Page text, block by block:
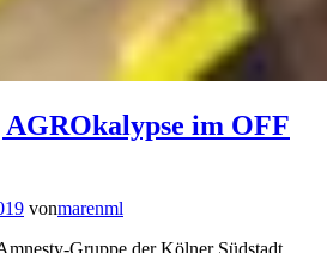
im OFF
vonmarenml
Gruppe der Kölner Südstadt